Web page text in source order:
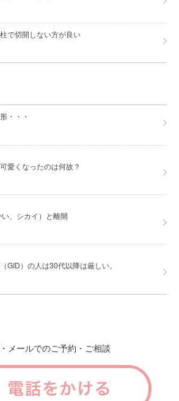
で切開しない方が良い
・・・
愛くなったのは何故？
、シカイ）と離開
GID）の人は30代以降は厳しい。
メールでのご予約・ご相談